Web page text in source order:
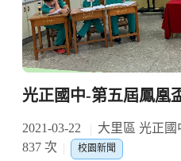
光正國中-第五屆鳳凰
2021-03-22 大里區 光正
837 次
校園新聞